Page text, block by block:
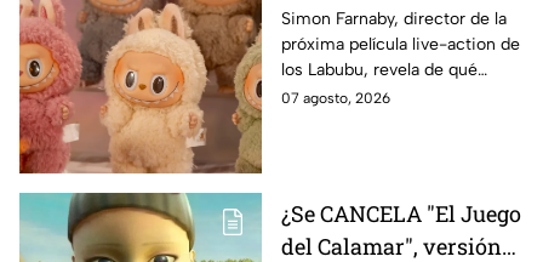
Labubu: de qué tratará
y cuándo se estrena
Simon Farnaby, director de la
próxima película live-action de
los Labubu, revela de qué
tratará la cinta. Aquí te
07 agosto, 2026
¿Se CANCELA "El Juego
del Calamar", versión